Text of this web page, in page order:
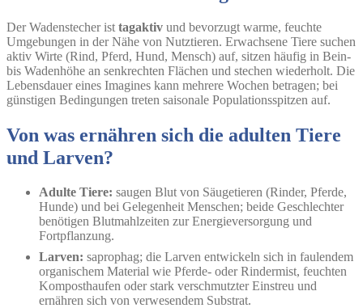
Der Wadenstecher ist tagaktiv und bevorzugt warme, feuchte
Umgebungen in der Nähe von Nutztieren. Erwachsene Tiere suchen
aktiv Wirte (Rind, Pferd, Hund, Mensch) auf, sitzen häufig in Bein-
bis Wadenhöhe an senkrechten Flächen und stechen wiederholt. Die
Lebensdauer eines Imagines kann mehrere Wochen betragen; bei
günstigen Bedingungen treten saisonale Populationsspitzen auf.
Von was ernähren sich die adulten Tiere
und Larven?
Adulte Tiere: saugen Blut von Säugetieren (Rinder, Pferde,
Hunde) und bei Gelegenheit Menschen; beide Geschlechter
benötigen Blutmahlzeiten zur Energieversorgung und
Fortpflanzung.
Larven: saprophag; die Larven entwickeln sich in faulendem
organischem Material wie Pferde- oder Rindermist, feuchten
Komposthaufen oder stark verschmutzter Einstreu und
ernähren sich von verwesendem Substrat.